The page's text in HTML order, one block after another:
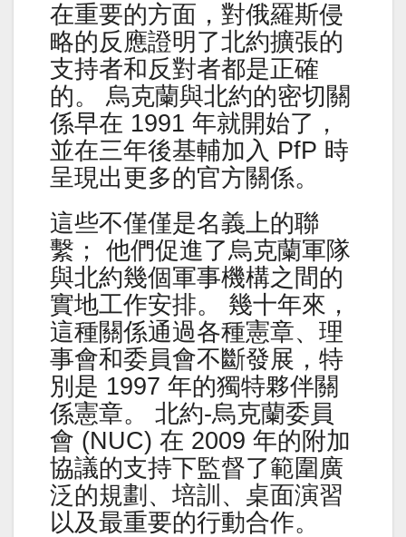
在重要的方面，對俄羅斯侵
略的反應證明了北約擴張的
支持者和反對者都是正確
的。 烏克蘭與北約的密切關
係早在 1991 年就開始了，
並在三年後基輔加入 PfP 時
呈現出更多的官方關係。
這些不僅僅是名義上的聯
繫； 他們促進了烏克蘭軍隊
與北約幾個軍事機構之間的
實地工作安排。 幾十年來，
這種關係通過各種憲章、理
事會和委員會不斷發展，特
別是 1997 年的獨特夥伴關
係憲章。 北約-烏克蘭委員
會 (NUC) 在 2009 年的附加
協議的支持下監督了範圍廣
泛的規劃、培訓、桌面演習
以及最重要的行動合作。